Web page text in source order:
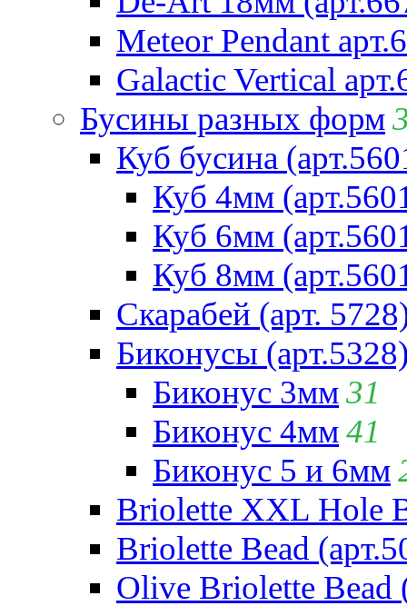
Meteor Pendant
Galactic Vertical
Бусины разных форм
Куб бусина
Куб 4мм
Куб 6мм
Куб 8мм
Скарабей (арт.
Биконусы
Биконус 3мм31
Биконус 4мм41
Биконус 5 и 6мм
Briolette XXL Hole
Briolette Bead
Olive Briolette Bead